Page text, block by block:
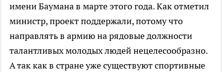
имени Баумана в марте этого года. Как отметил
министр, проект поддержали, потому что
направлять в армию на рядовые должности
талантливых молодых людей нецелесообразно.
А так как в стране уже существуют спортивные